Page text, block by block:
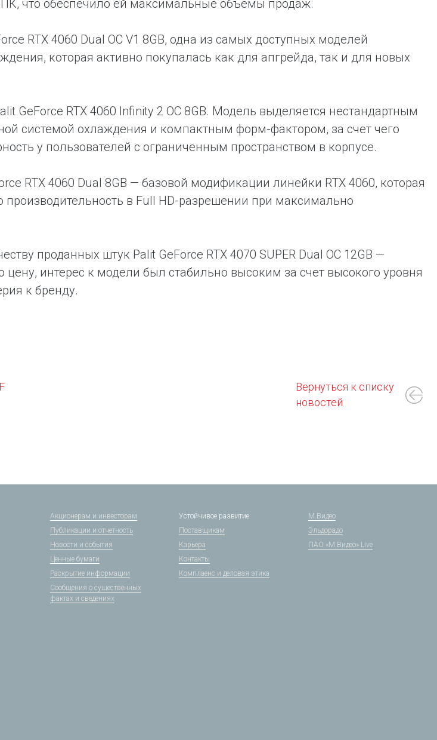
что обеспечило ей максимальные объемы продаж.
RTX 4060 Dual OC V1 8GB, одна из самых доступных моделей
которая активно покупалась как для апгрейда, так и для новых
GeForce RTX 4060 Infinity 2 OC 8GB. Модель выделяется нестандартным
системой охлаждения и компактным форм-фактором, за счет чего
у пользователей с ограниченным пространством в корпусе.
RTX 4060 Dual 8GB — базовой модификации линейки RTX 4060, которая
в Full HD-разрешении при максимально
проданных штук Palit GeForce RTX 4070 SUPER Dual OC 12GB —
интерес к модели был стабильно высоким за счет высокого уровня
к бренду.
Вернуться к списку
новостей
Акционерам и инвесторам
Публикации и отчетность
Новости и события
Ценные бумаги
Раскрытие информации
Сообщения о существенных
фактах и сведениях
Устойчивое развитие
Поставщикам
Карьера
Контакты
Комплаенс и деловая этика
М.Видео
Эльдорадо
ПАО «М.Видео» Live